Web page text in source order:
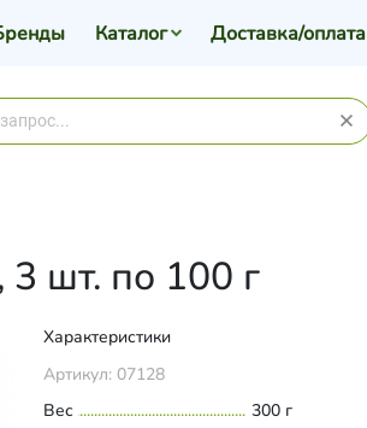
Каталог Доставка/оплата
шт. по 100 г
Характеристики
Артикул: 07128
Вес
300 г